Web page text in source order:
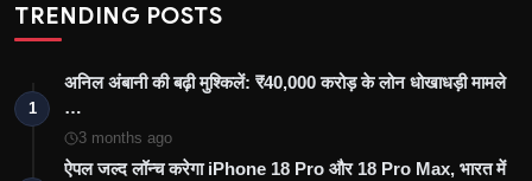
TRENDING POSTS
1
अनिल अंबानी की बढ़ी मुश्किलें: ₹40,000 करोड़ के लोन धोखाधड़ी मामले
…
3 months ago
ऐपल जल्द लॉन्च करेगा iPhone 18 Pro और 18 Pro Max, भारत में